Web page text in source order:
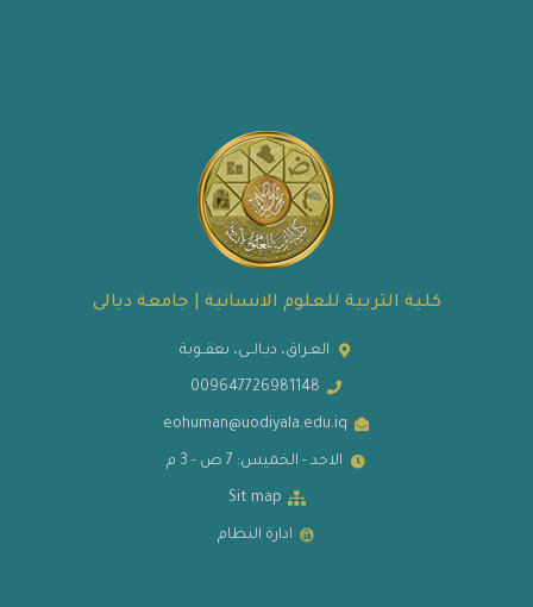
كلية التربية للعلوم الانسانية | جامعة ديالى
العـراق، ديـالــى، بعقــوبة
009647726981148
eohuman@uodiyala.edu.iq
الاحد - الخميس: 7 ص - 3 م
Sit map
ادارة النظام